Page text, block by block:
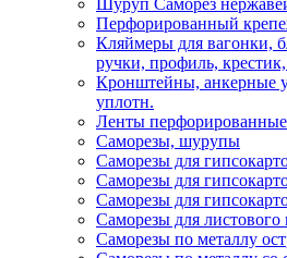
Шуруп Саморез
Перфорированный
Кляймеры для вагонки,
ручки, профиль,
Кронштейны, анкерные
уплотн.
Ленты перфорированные
Саморезы, шурупы
Саморезы для
Саморезы для
Саморезы для
Саморезы для
Саморезы по металлу